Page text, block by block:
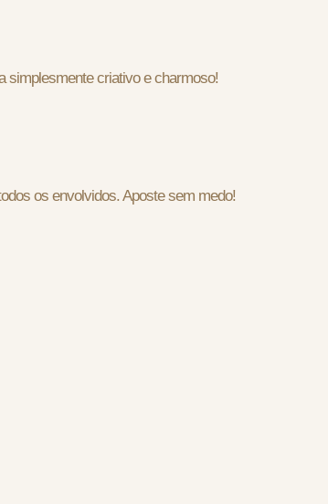
simplesmente criativo e charmoso!
os envolvidos. Aposte sem medo!